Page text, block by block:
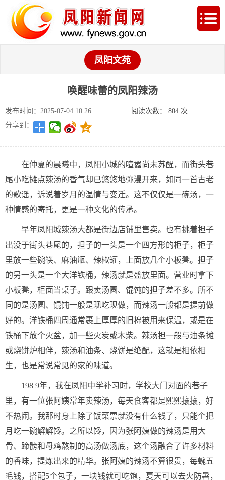
凤阳文苑
唤醒味蕾的凤阳辣汤
发布时间：2025-07-04 10:26 阅读次数： 804 次
分享到：
在仲夏的晨曦中，凤阳小城的喧嚣尚未苏醒，而街头巷
尾小吃摊点辣汤的香气却已悠悠地弥漫开来，如同一首古老
的歌谣，诉说着岁月的温情与变迁。这不仅仅是一碗汤，一
种情感的寄托，更是一种文化的传承。
早年凤阳城辣汤大都是街边店铺里售卖。也有挑着担子
出没于街头巷尾的，担子的一头是一个四方形的柜子，柜子
里放一些碗筷、麻油瓶、辣椒罐，上面放几个小板凳。担子
的另一头是一个大洋铁桶，辣汤就是盛放里面。营业时拿下
小板凳，柜面当桌子。跟卖汤圆、馄饨的担子差不多。所不
同的是汤圆、馄饨一般是现吃现做，而辣汤一般都是提前做
好的。洋铁桶四周通常裹上厚厚的旧棉被用来保温，或是在
铁桶下放个火盆，加一些火炭或木柴。辣汤担一般与油条摊
或烧饼炉相伴，辣汤和油条、烧饼是绝配，这就是相依相
生，也是常说常见的家的味道。
198 9年，我在凤阳中学补习时，学校大门对面的巷子
里，有一位张阿姨常年卖辣汤，每天食客都是熙熙攘攘，好
不热闹。我那时身上除了饭菜票就没有什么钱了，只能个把
月吃一碗解解馋。之所以馋，因为张阿姨做的辣汤是用大
骨、蹄髈和母鸡熬制的高汤做汤底，这个汤融合了许多材料
的香味，提炼出来的精华。张阿姨的辣汤不算很贵，每蜿五
毛钱，搭配5个包子，一块钱就可吃饱，夏天可以去火防暑，